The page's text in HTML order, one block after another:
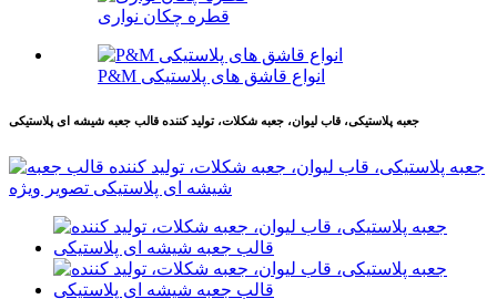
قطره چکان نواری
P&M انواع قاشق های پلاستیکی
جعبه پلاستیکی، قاب لیوان، جعبه شکلات، تولید کننده قالب جعبه شیشه ای پلاستیکی